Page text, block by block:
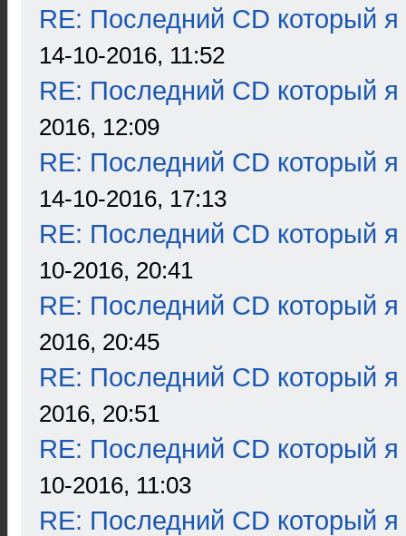
RE: Последний CD который я
14-10-2016, 11:52
RE: Последний CD который я
2016, 12:09
RE: Последний CD который я
14-10-2016, 17:13
RE: Последний CD который я
10-2016, 20:41
RE: Последний CD который я
2016, 20:45
RE: Последний CD который я
2016, 20:51
RE: Последний CD который я
10-2016, 11:03
RE: Последний CD который я